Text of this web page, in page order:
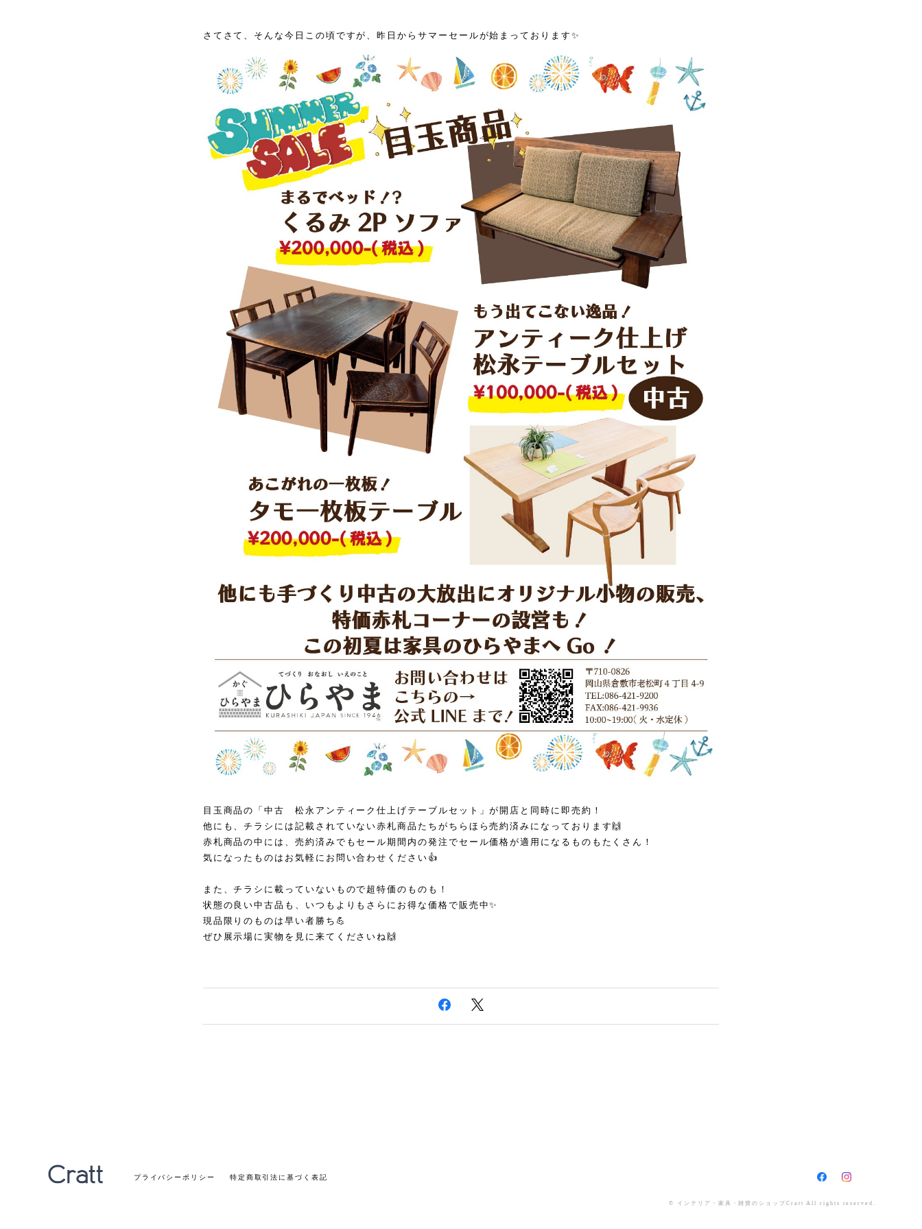
さてさて、そんな今日この頃ですが、昨日からサマーセールが始まっております✨
目玉商品の「中古 松永アンティーク仕上げテーブルセット」が開店と同時に即売約！
他にも、チラシには記載されていない赤札商品たちがちらほら売約済みになっております🙌
赤札商品の中には、売約済みでもセール期間内の発注でセール価格が適用になるものもたくさん！
気になったものはお気軽にお問い合わせください👍
また、チラシに載っていないもので超特価のものも！
状態の良い中古品も、いつもよりもさらにお得な価格で販売中✨
現品限りのものは早い者勝ち💪
ぜひ展示場に実物を見に来てくださいね🙌
プライバシーポリシー 特定商取引法に基づく表記
© インテリア・家具・雑貨のショップCratt All rights reserved.